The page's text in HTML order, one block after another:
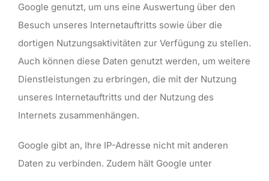
Google genutzt, um uns eine Auswertung über den
Besuch unseres Internetauftritts sowie über die
dortigen Nutzungsaktivitäten zur Verfügung zu stellen.
Auch können diese Daten genutzt werden, um weitere
Dienstleistungen zu erbringen, die mit der Nutzung
unseres Internetauftritts und der Nutzung des
Internets zusammenhängen.
Google gibt an, Ihre IP-Adresse nicht mit anderen
Daten zu verbinden. Zudem hält Google unter